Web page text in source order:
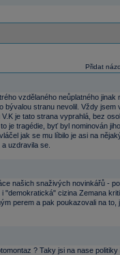
Přidat
vzdělaného neůplatného jinak
bývalou stranu nevolil. Vždy jsem
je tato strana vyprahlá, bez
je tragédie, byť byl nominován
jak se mu líbilo je asi na
uzdravila se.
našich snaživých novinkářů -
"demokratická" cizina Zemana
perem a pak poukazovali na to,
? Taky jsi na nase politiky